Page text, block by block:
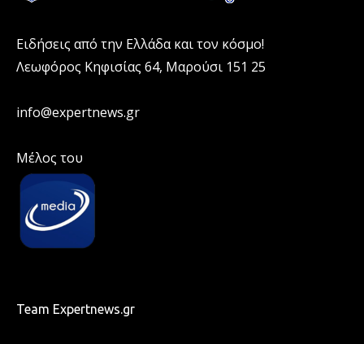
Ειδήσεις από την Ελλάδα και τον κόσμο!
Λεωφόρος Κηφισίας 64, Μαρούσι 151 25
info@expertnews.gr
Μέλος του
Team Expertnews.gr